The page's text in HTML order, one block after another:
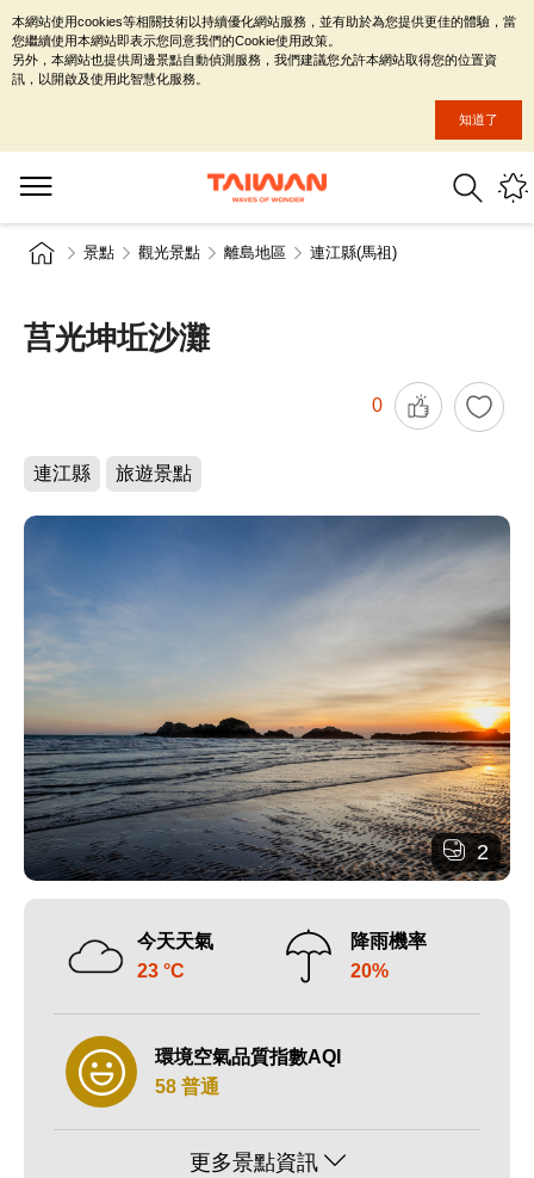
景點 觀光景點 離島地區 連江縣(馬祖)
莒光坤坵沙灘
0
連江縣 旅遊景點
2
今天天氣
23 °C
降雨機率
20%
環境空氣品質指數AQI
58 普通
更多景點資訊
本網站使用cookies等相關技術以持續優化網站服務，並有助於為您提供更佳的體驗，當
您繼續使用本網站即表示您同意我們的Cookie使用政策。
另外，本網站也提供周邊景點自動偵測服務，我們建議您允許本網站取得您的位置資
訊，以開啟及使用此智慧化服務。
知道了